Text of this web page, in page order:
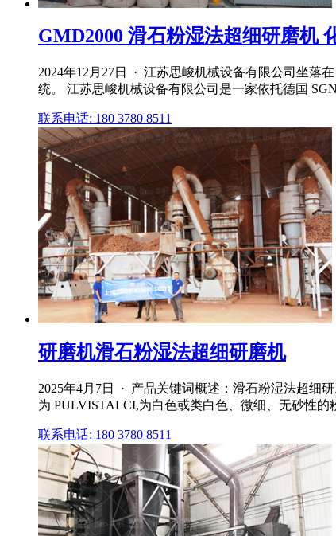
GMD2000 滑石粉湿法超细研磨机
2024年12月27日 · 江苏思峻机械设备有限公司坐落
统。 江苏思峻机械设备有限公司是一家依托德国
联系电话: 180 3780 8511
研磨机滑石粉湿法超细研磨机
2025年4月7日 · 产品关键词概述：滑石粉湿法超细
为 PULVISTALCI,为白色或类白色、微细、无砂性的
联系电话: 180 3780 8511